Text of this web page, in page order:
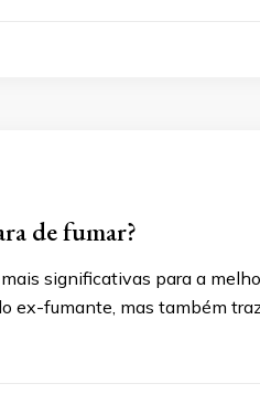
de fumar?
significativas para a
ex-fumante, mas também